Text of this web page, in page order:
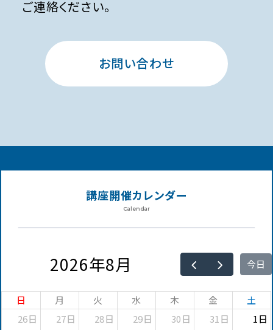
ご連絡ください。
お問い合わせ
講座開催カレンダー
Calendar
2026年8月 今日
日 月 火 水 木 金
土
26日
27日 28日 29日 30日 31日 1日